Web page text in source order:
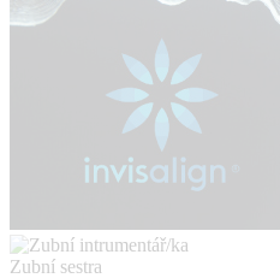
Zubní sestra